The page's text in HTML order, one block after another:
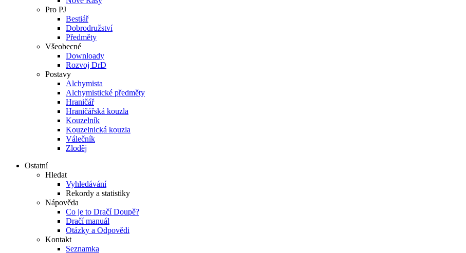
Pro PJ
Bestiář
Dobrodružství
Předměty
Všeobecné
Downloady
Rozvoj DrD
Postavy
Alchymista
Alchymistické předměty
Hraničář
Hraničářská kouzla
Kouzelník
Kouzelnická kouzla
Válečník
Zloděj
Ostatní
Hledat
Vyhledávání
Rekordy a statistiky
Nápověda
Co je to Dračí Doupě?
Dračí manuál
Otázky a Odpovědi
Kontakt
Seznamka